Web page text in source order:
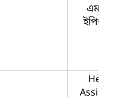
এমটি
Head